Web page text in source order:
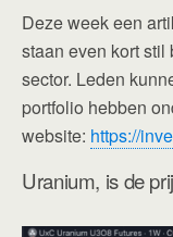
Deze week een
staan even kort
sector. Leden
portfolio hebben
website: https://
Uranium, is de